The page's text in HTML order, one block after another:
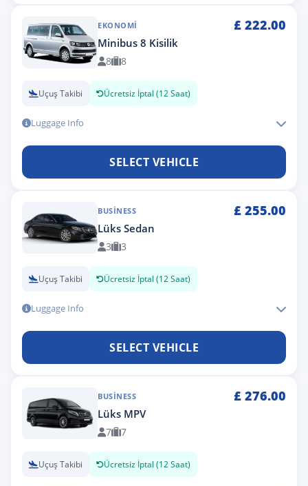
EKONOMI £ 222.00
Minibus 8 Kisilik
8 8
Uçuş Takibi Ücretsiz İptal (12 Saat)
Luggage Info
SELECT VEHICLE
BUSINESS £ 255.00
Lüks Sedan
3 3
Uçuş Takibi Ücretsiz İptal (12 Saat)
Luggage Info
SELECT VEHICLE
BUSINESS £ 276.00
Lüks MPV
7 7
Uçuş Takibi Ücretsiz İptal (12 Saat)